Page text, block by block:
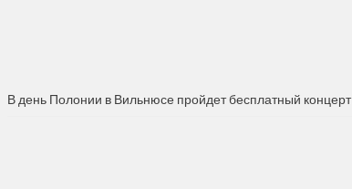
В день Полонии в Вильнюсе пройдет бесплатный концерт